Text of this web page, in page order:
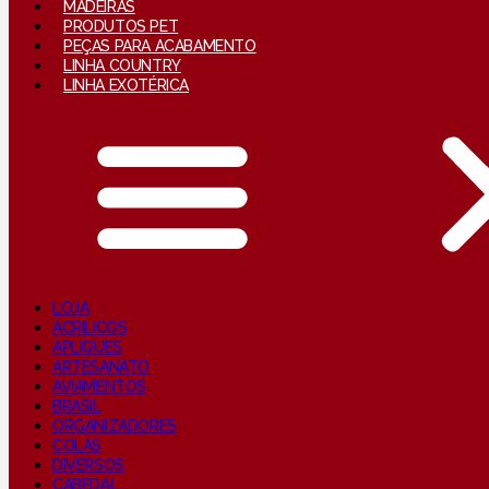
MADEIRAS
PRODUTOS PET
PEÇAS PARA ACABAMENTO
LINHA COUNTRY
LINHA EXOTÉRICA
LOJA
ACRILICOS
APLIQUES
ARTESANATO
AVIAMENTOS
BRASIL
ORGANIZADORES
COLAS
DIVERSOS
CABEDAL